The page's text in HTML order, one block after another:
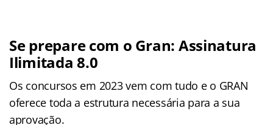
Se prepare com o Gran: Assinatura
Ilimitada 8.0
Os concursos em 2023 vem com tudo e o GRAN
oferece toda a estrutura necessária para a sua
aprovação.